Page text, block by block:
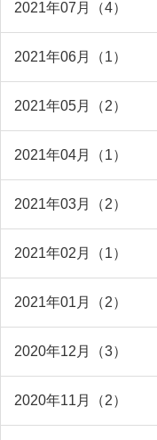
2021年07月（4）
2021年06月（1）
2021年05月（2）
2021年04月（1）
2021年03月（2）
2021年02月（1）
2021年01月（2）
2020年12月（3）
2020年11月（2）